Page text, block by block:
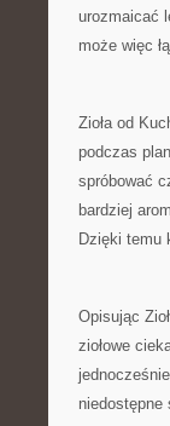
urozmaicać
może więc
Zioła od
podczas
spróbować
bardziej
Dzięki temu
Opisując
ziołowe
niedostępne